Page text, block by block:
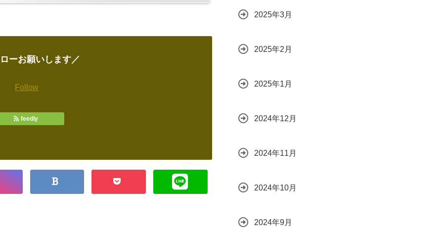
ーお願いします／
Follow
feedly
2025年3月
2025年2月
2025年1月
2024年12月
2024年11月
2024年10月
2024年9月